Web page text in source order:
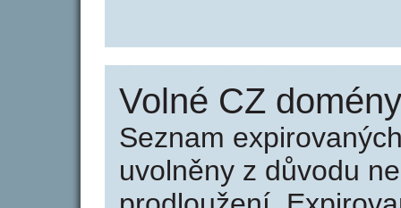
Volné CZ
Seznam
uvolněny z důvodu